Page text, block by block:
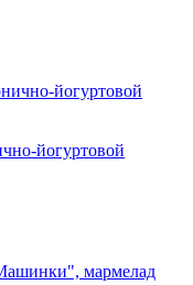
йогуртовой